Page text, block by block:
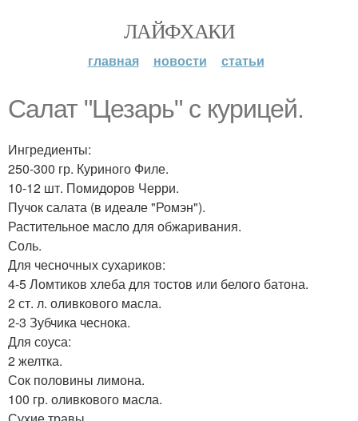
ЛАЙФХАКИ
главная новости статьи
Салат "Цезарь" с курицей.
Ингредиенты:
250-300 гр. Куриного Филе.
10-12 шт. Помидоров Черри.
Пучок салата (в идеале "Ромэн").
Растительное масло для обжаривания.
Соль.
Для чесночных сухариков:
4-5 Ломтиков хлеба для тостов или белого батона.
2 ст. л. оливкового масла.
2-3 Зубчика чеснока.
Для соуса:
2 желтка.
Сок половины лимона.
100 гр. оливкового масла.